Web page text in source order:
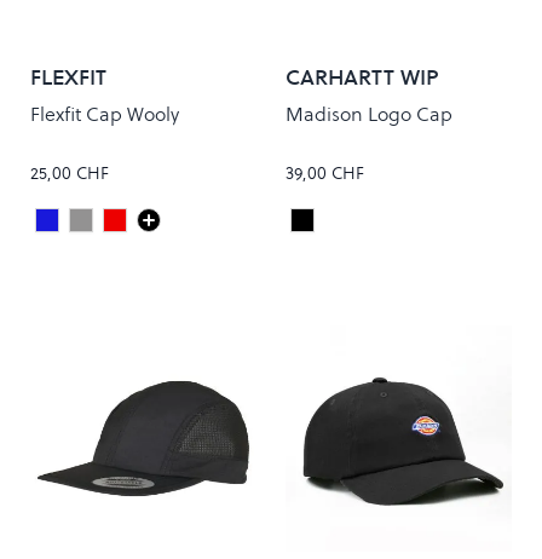
FLEXFIT
Flexfit Cap Wooly
25,00 CHF
Colour
Dark Navy
GreyMaroon
CARHARTT WIP
Madison Logo Cap
39,00 CHF
Colour
Black/White